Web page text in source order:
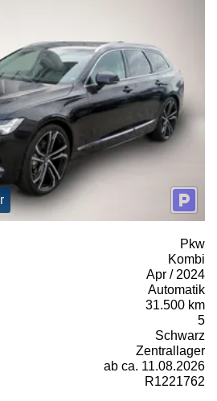
Pkw
Kombi
Apr / 2024
Automatik
31.500 km
5
Schwarz
Zentrallager
ab ca. 11.08.2026
R1221762